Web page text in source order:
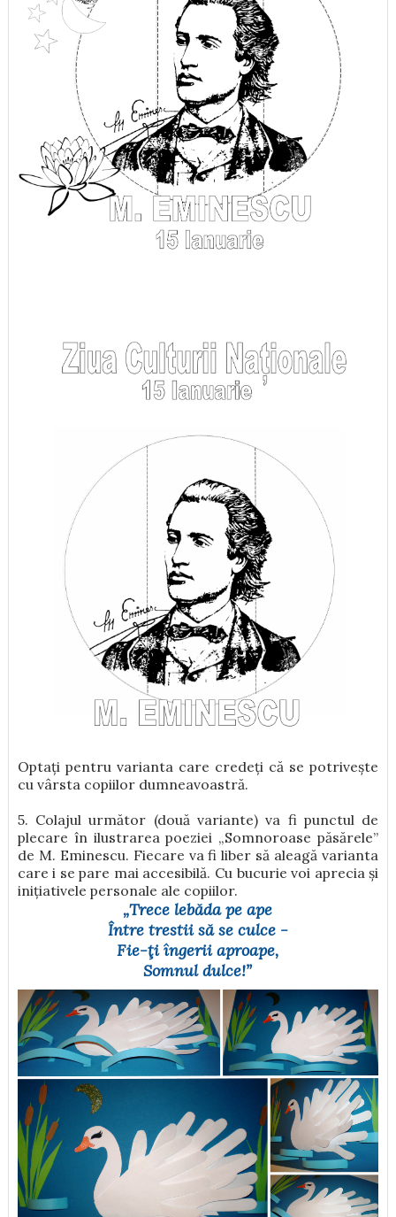
Optați pentru varianta care credeți că se potrivește
cu vârsta copiilor dumneavoastră.
5. Colajul următor (două variante) va fi punctul de
plecare în ilustrarea poeziei „Somnoroase păsărele”
de M. Eminescu. Fiecare va fi liber să aleagă varianta
care i se pare mai accesibilă. Cu bucurie voi aprecia și
inițiativele personale ale copiilor.
„Trece lebăda pe ape
Între trestii să se culce -
Fie-ţi îngerii aproape,
Somnul dulce!”